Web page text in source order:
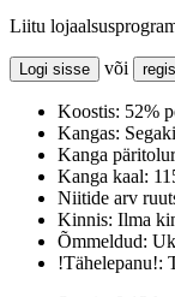
Liitu
Logi sisse või
Koostis: 52%
Kangas:
Kanga
Kanga kaal:
Niitide arv
Kinnis: Ilma
Õmmeldud:
!Tähelepanu!: